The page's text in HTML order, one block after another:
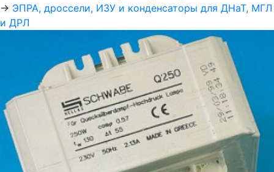
→ ЭПРА, дроссели, ИЗУ и конденсаторы для ДНаТ, МГЛ
и ДРЛ